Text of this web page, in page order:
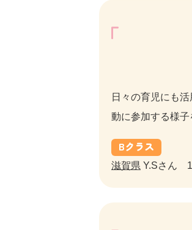
日々の育児にも
動に参加する様子
Bクラス
滋賀県 Y.Sさん 1